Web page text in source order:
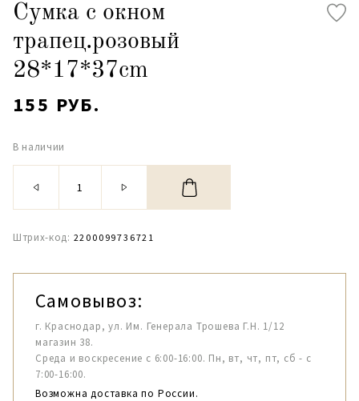
Сумка с окном
трапец.розовый
28*17*37cm
155 РУБ.
В наличии
Штрих-код: 2200099736721
Самовывоз:
г. Краснодар, ул. Им. Генерала Трошева Г.Н. 1/12
магазин 38.
Среда и воскресение с 6:00-16:00. Пн, вт, чт, пт, сб - с
7:00-16:00.
Возможна доставка по России.